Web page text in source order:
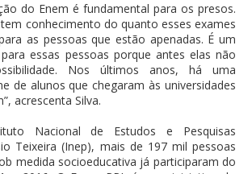
do Enem é fundamental para os presos.
conhecimento do quanto esses exames
as pessoas que estão apenadas. É um
essas pessoas porque antes elas não
Nos últimos anos, há uma
de alunos que chegaram às universidades
acrescenta Silva.
Nacional de Estudos e Pesquisas
Teixeira (Inep), mais de 197 mil pessoas
medida socioeducativa já participaram do